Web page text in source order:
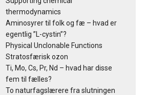
thermodynamics
Aminosyrer til folk og fæ – hvad er
egentlig ”L-cystin”?
Physical Unclonable Functions
Stratosfærisk ozon
Ti, Mo, Cs, Pr, Nd – hvad har disse
fem til fælles?
To naturfagslærere fra slutningen